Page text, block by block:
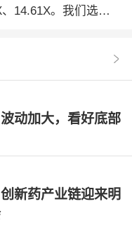
14.61X。我们选取
，每股目标价约3
动加大，看好底部
新药产业链迎来明